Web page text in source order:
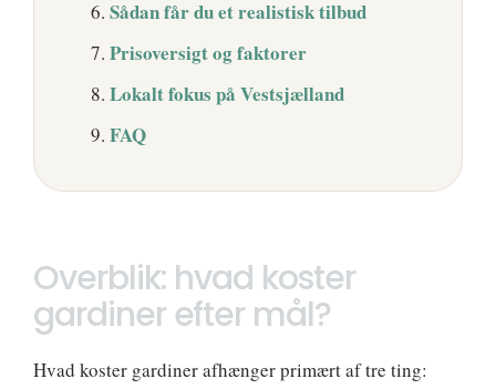
Sådan får du et realistisk tilbud
Prisoversigt og faktorer
Lokalt fokus på Vestsjælland
FAQ
Overblik: hvad koster
gardiner efter mål?
Hvad koster gardiner afhænger primært af tre ting: